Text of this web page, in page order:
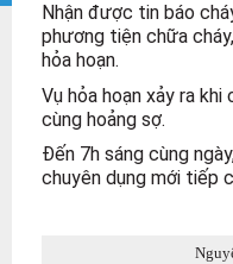
Nhận được tin báo
phương tiện chữa
hỏa hoạn.
Vụ hỏa hoạn xảy ra
cùng hoảng sợ.
Đến 7h sáng cùng
chuyên dụng mới tiếp